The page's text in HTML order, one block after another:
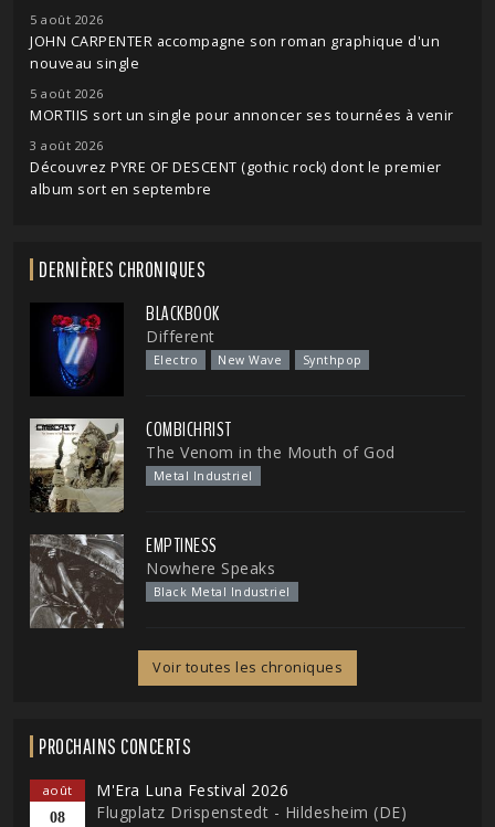
5 août 2026
JOHN CARPENTER accompagne son roman graphique d'un
nouveau single
5 août 2026
MORTIIS sort un single pour annoncer ses tournées à venir
3 août 2026
Découvrez PYRE OF DESCENT (gothic rock) dont le premier
album sort en septembre
DERNIÈRES CHRONIQUES
BLACKBOOK
Different
Electro New Wave Synthpop
COMBICHRIST
The Venom in the Mouth of God
Metal Industriel
EMPTINESS
Nowhere Speaks
Black Metal Industriel
Voir toutes les chroniques
PROCHAINS CONCERTS
août
08
M'Era Luna Festival 2026
Flugplatz Drispenstedt - Hildesheim (DE)